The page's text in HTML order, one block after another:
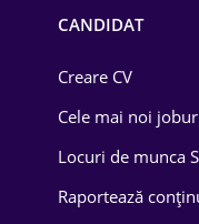
Drept
Educație /
CANDIDAT
Creare CV
Cele mai noi
Locuri de munca
Raportează